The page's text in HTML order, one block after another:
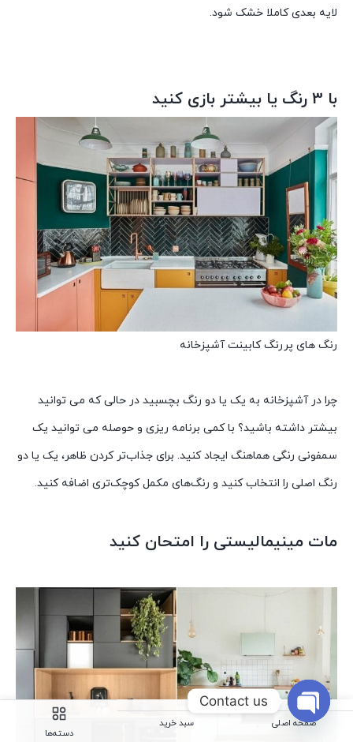
لایه بعدی کاملا خشک شود.
با 3 رنگ یا بیشتر بازی کنید
رنگ های پررنگ کابینت آشپزخانه
چرا در آشپزخانه به یک یا دو رنگ بچسبید در حالی که می توانید
بیشتر داشته باشید؟ با کمی برنامه ریزی و حوصله می توانید یک
سمفونی رنگی هماهنگ ایجاد کنید. برای جذاب‌تر کردن ظاهر، یک یا دو
رنگ اصلی را انتخاب کنید و رنگ‌های مکمل کوچک‌تری اضافه کنید.
مات مینیمالیستی را امتحان کنید
صفحه اصلی
سبد خرید
دسته‌ها
Contact us